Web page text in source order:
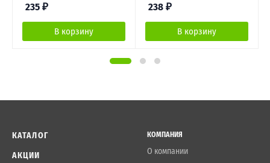
235 ₽
В корзину
238 ₽
В корзину
КАТАЛОГ
АКЦИИ
КОМПАНИЯ
О компании